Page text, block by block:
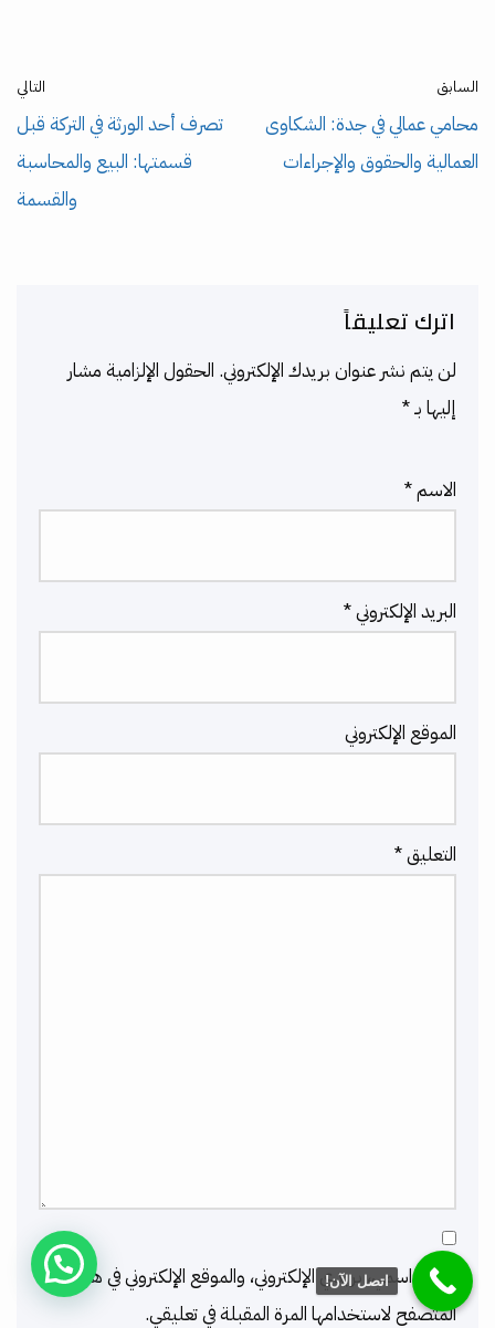
السابق
محامي عمالي في جدة: الشكاوى
العمالية والحقوق والإجراءات
التالي
تصرف أحد الورثة في التركة قبل
قسمتها: البيع والمحاسبة
والقسمة
اترك تعليقاً
لن يتم نشر عنوان بريدك الإلكتروني. الحقول الإلزامية مشار
إليها بـ*
الاسم*
البريد الإلكتروني*
الموقع الإلكتروني
التعليق*
احفظ اسمي، بريدي الإلكتروني، والموقع الإلكتروني في هذا
المتصفح لاستخدامها المرة المقبلة في تعليقي.
اتصل الآن!